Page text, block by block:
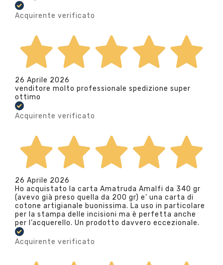
Acquirente verificato
26 Aprile 2026
venditore molto professionale spedizione super
ottimo
Acquirente verificato
26 Aprile 2026
Ho acquistato la carta Amatruda Amalfi da 340 gr
(avevo già preso quella da 200 gr) e’ una carta di
cotone artigianale buonissima. La uso in particolare
per la stampa delle incisioni ma è perfetta anche
per l’acquerello. Un prodotto davvero eccezionale.
Acquirente verificato